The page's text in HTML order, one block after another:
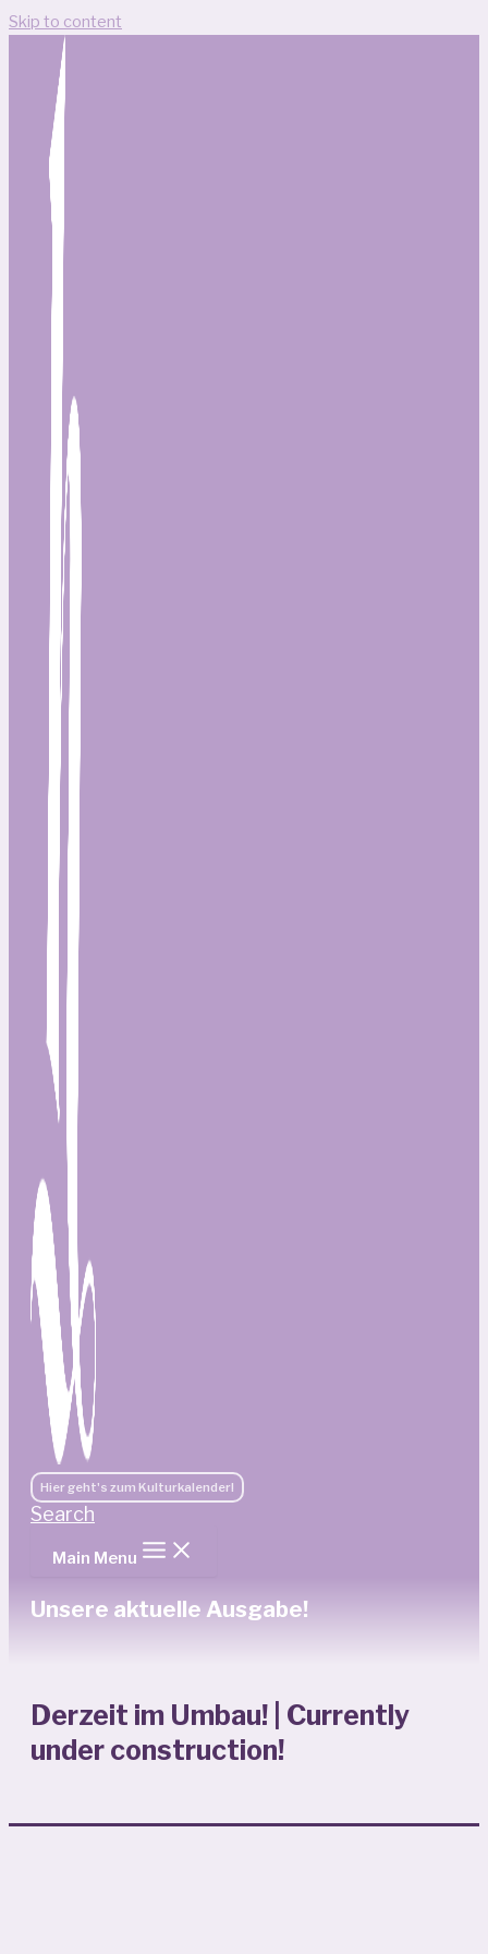
Skip to content
Hier geht's zum Kulturkalender!
Search
Main Menu
Unsere aktuelle Ausgabe!
Derzeit im Umbau! | Currently
under construction!